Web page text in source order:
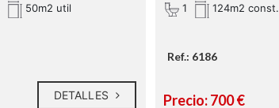
50m2 util
DETALLES
1 124m2 const.
Ref.: 6186
Precio: 700 €